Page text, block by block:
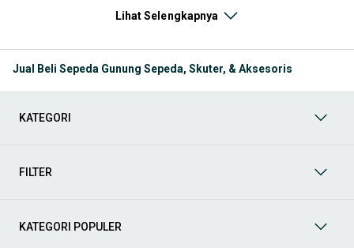
temukan dengan mudah sesuai kebutuhan.
merek, kondisi, dan kisaran harga. Belanja kebutuhan
temukan:
fitness, sepeda, raket, dan perlengkapan outdoor. Cocok
Alat Musik & Aksesoris
: Temukan berbagai pilihan alat musik
Lihat Selengkapnya
Jual Beli Sepeda Gunung Sepeda, Skuter, & Aksesoris
KATEGORI
FILTER
KATEGORI POPULER